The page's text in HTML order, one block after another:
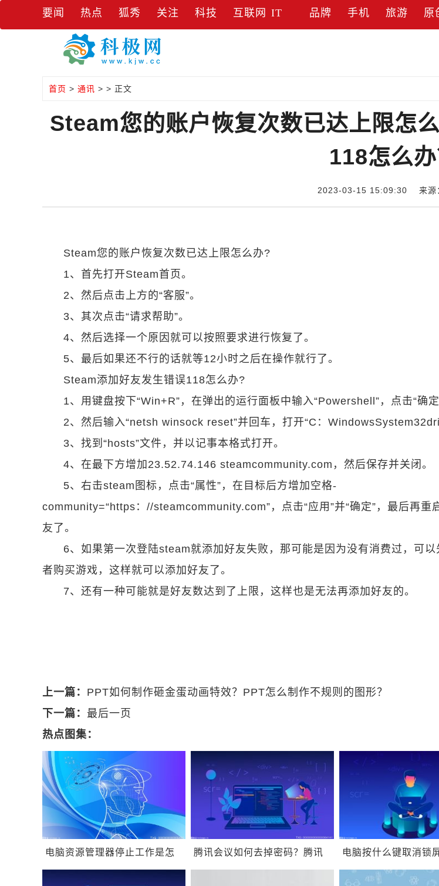
要闻 热点 狐秀 关注 科技 互联网 IT 品牌 手机 旅游 原
首页 > 通讯 > > 正文
Steam您的账户恢复次数已达上限怎
118怎么办
2023-03-15 15:09:30 来源
Steam您的账户恢复次数已达上限怎么办?
1、首先打开Steam首页。
2、然后点击上方的“客服”。
3、其次点击“请求帮助”。
4、然后选择一个原因就可以按照要求进行恢复了。
5、最后如果还不行的话就等12小时之后在操作就行了。
Steam添加好友发生错误118怎么办?
1、用键盘按下“Win+R”，在弹出的运行面板中输入“Powershell”，点击“确定
2、然后输入“netsh winsock reset”并回车，打开“C：
3、找到“hosts”文件，并以记事本格式打开。
4、在最下方增加23.52.74.146 steamcommunity.com，然后保存并关闭。
5、右击steam图标，点击“属性”，在目标后方增加空格-
community=“https：//steamcommunity.com”，点击“应用”并“确定”，最后再重
友了。
6、如果第一次登陆steam就添加好友失败，那可能是因为没有消费过，可
者购买游戏，这样就可以添加好友了。
7、还有一种可能就是好友数达到了上限，这样也是无法再添加好友的。
上一篇： PPT如何制作砸金蛋动画特效？PPT怎么制作不规则的图形？
下一篇： 最后一页
热点图集：
电脑资源管理器停止工作是怎 腾讯会议如何去掉密码？腾讯 电脑按什么键取消锁
不关机黑屏按哪个键？